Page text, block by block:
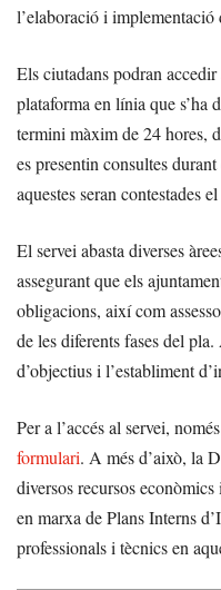
l’elaboració i implementació
Els ciutadans podran accedir
plataforma en línia que s’ha
termini màxim de 24 hores,
es presentin consultes
aquestes seran contestades
El servei abasta diverses
assegurant que els
obligacions, així com
de les diferents fases del
d’objectius i l’establiment
Per a l’accés al servei,
formulari. A més d’això, la
diversos recursos
en marxa de Plans Interns
professionals i tècnics en